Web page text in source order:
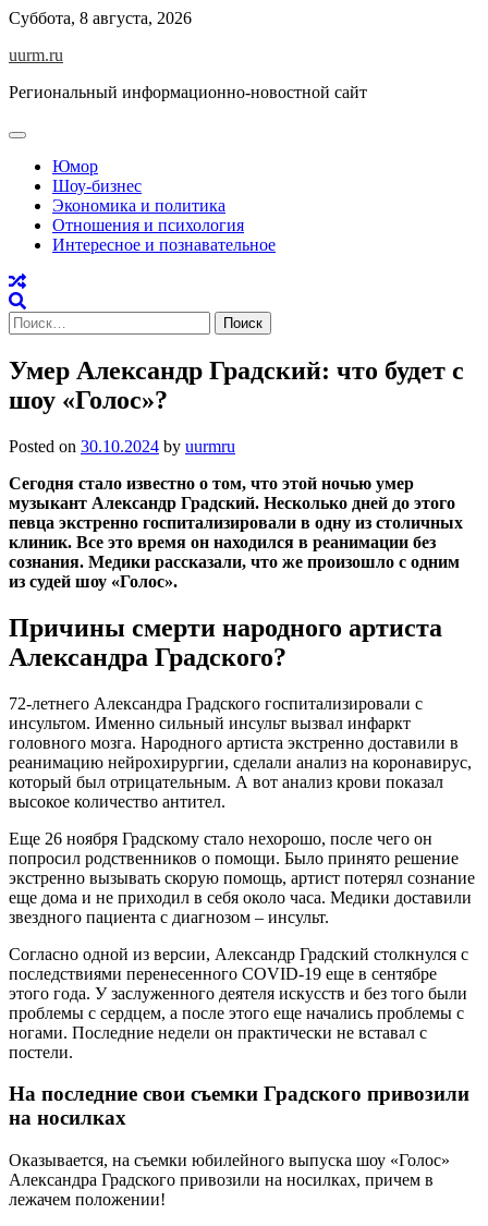
Skip
content
Суббота, 8 августа, 2026
uurm.ru
Региональный информационно-новостной сайт
Юмор
Шоу-бизнес
Экономика и политика
Отношения и психология
Интересное и познавательное
Найти:
Умер Александр Градский: что будет с
шоу «Голос»?
Posted on 30.10.2024 by uurmru
Сегодня стало известно о том, что этой ночью умер
музыкант Александр Градский. Несколько дней до этого
певца экстренно госпитализировали в одну из столичных
клиник. Все это время он находился в реанимации без
сознания. Медики рассказали, что же произошло с одним
из судей шоу «Голос».
Причины смерти народного артиста
Александра Градского?
72-летнего Александра Градского госпитализировали с
инсультом. Именно сильный инсульт вызвал инфаркт
головного мозга. Народного артиста экстренно доставили в
реанимацию нейрохирургии, сделали анализ на коронавирус,
который был отрицательным. А вот анализ крови показал
высокое количество антител.
Еще 26 ноября Градскому стало нехорошо, после чего он
попросил родственников о помощи. Было принято решение
экстренно вызывать скорую помощь, артист потерял сознание
еще дома и не приходил в себя около часа. Медики доставили
звездного пациента с диагнозом – инсульт.
Согласно одной из версии, Александр Градский столкнулся с
последствиями перенесенного COVID-19 еще в сентябре
этого года. У заслуженного деятеля искусств и без того были
проблемы с сердцем, а после этого еще начались проблемы с
ногами. Последние недели он практически не вставал с
постели.
На последние свои съемки Градского привозили
на носилках
Оказывается, на съемки юбилейного выпуска шоу «Голос»
Александра Градского привозили на носилках, причем в
лежачем положении!